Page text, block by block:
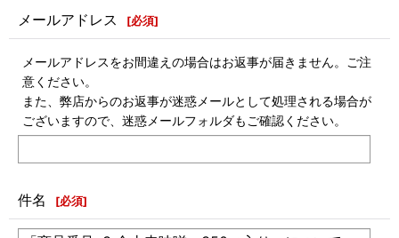
メールアドレス [必須]
メールアドレスをお間違えの場合はお返事が届きません。ご注
意ください。
また、弊店からのお返事が迷惑メールとして処理される場合が
ございますので、迷惑メールフォルダもご確認ください。
件名 [必須]